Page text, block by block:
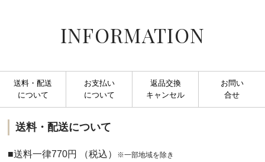
INFORMATION
送料・配送
について
お支払い
について
返品交換
キャンセル
お問い
合せ
送料・配送について
■送料一律770円 （税込）
※一部地域を除き